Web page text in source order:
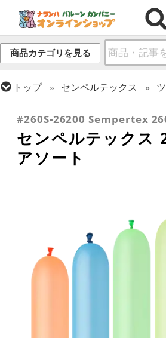
商品カテゴリを見る
トップ センペルテックス
#260S-26200 Sempertex
センペルテックス
アソート